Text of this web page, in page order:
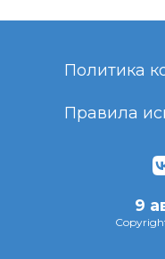
Политика
Правила
9